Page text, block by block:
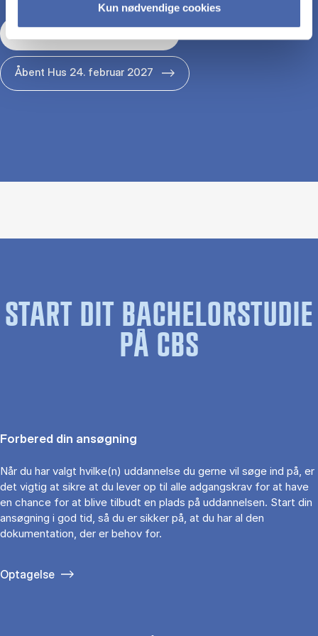
Kun nødvendige cookies
Åbent Hus 29. januar 2027
Åbent Hus 24. februar 2027
START DIT BACHELORSTUDIE
PÅ CBS
Forbered din ansøgning
Når du har valgt hvilke(n) uddannelse du gerne vil søge ind på, er
det vigtig at sikre at du lever op til alle adgangskrav for at have
en chance for at blive tilbudt en plads på uddannelsen. Start din
ansøgning i god tid, så du er sikker på, at du har al den
dokumentation, der er behov for.
Optagelse